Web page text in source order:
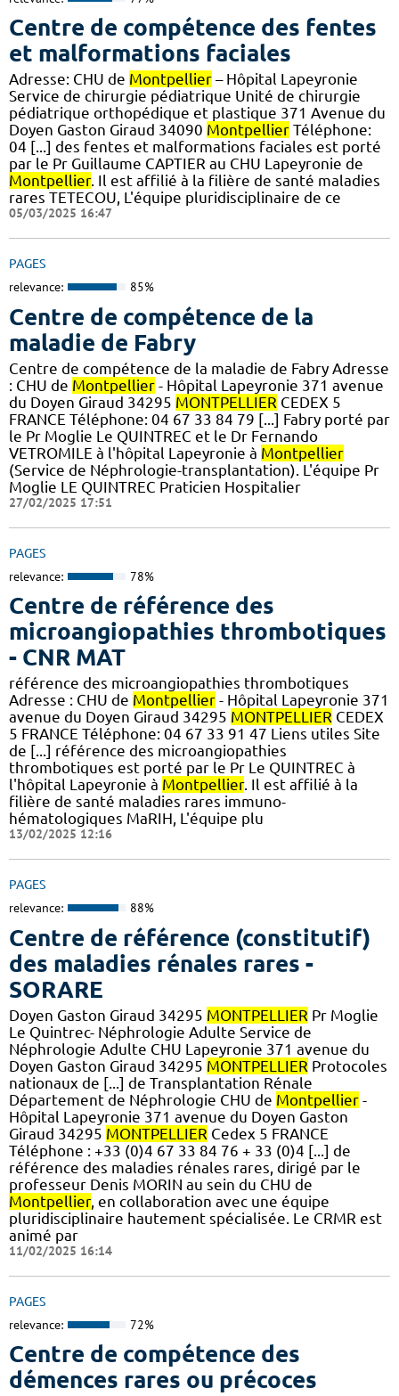
Centre de compétence des fentes
et malformations faciales
Adresse: CHU de Montpellier – Hôpital Lapeyronie
Service de chirurgie pédiatrique Unité de chirurgie
pédiatrique orthopédique et plastique 371 Avenue du
Doyen Gaston Giraud 34090 Montpellier Téléphone:
04 [...] des fentes et malformations faciales est porté
par le Pr Guillaume CAPTIER au CHU Lapeyronie de
Montpellier. Il est affilié à la filière de santé maladies
rares TETECOU, L'équipe pluridisciplinaire de ce
05/03/2025 16:47
PAGES
relevance: 85%
Centre de compétence de la
maladie de Fabry
Centre de compétence de la maladie de Fabry Adresse
: CHU de Montpellier - Hôpital Lapeyronie 371 avenue
du Doyen Giraud 34295 MONTPELLIER CEDEX 5
FRANCE Téléphone: 04 67 33 84 79 [...] Fabry porté par
le Pr Moglie Le QUINTREC et le Dr Fernando
VETROMILE à l'hôpital Lapeyronie à Montpellier
(Service de Néphrologie-transplantation). L'équipe Pr
Moglie LE QUINTREC Praticien Hospitalier
27/02/2025 17:51
PAGES
relevance: 78%
Centre de référence des
microangiopathies thrombotiques
- CNR MAT
référence des microangiopathies thrombotiques
Adresse : CHU de Montpellier - Hôpital Lapeyronie 371
avenue du Doyen Giraud 34295 MONTPELLIER CEDEX
5 FRANCE Téléphone: 04 67 33 91 47 Liens utiles Site
de [...] référence des microangiopathies
thrombotiques est porté par le Pr Le QUINTREC à
l'hôpital Lapeyronie à Montpellier. Il est affilié à la
filière de santé maladies rares immuno-
hématologiques MaRIH, L'équipe plu
13/02/2025 12:16
PAGES
relevance: 88%
Centre de référence (constitutif)
des maladies rénales rares -
SORARE
Doyen Gaston Giraud 34295 MONTPELLIER Pr Moglie
Le Quintrec- Néphrologie Adulte Service de
Néphrologie Adulte CHU Lapeyronie 371 avenue du
Doyen Gaston Giraud 34295 MONTPELLIER Protocoles
nationaux de [...] de Transplantation Rénale
Département de Néphrologie CHU de Montpellier -
Hôpital Lapeyronie 371 avenue du Doyen Gaston
Giraud 34295 MONTPELLIER Cedex 5 FRANCE
Téléphone : +33 (0)4 67 33 84 76 + 33 (0)4 [...] de
référence des maladies rénales rares, dirigé par le
professeur Denis MORIN au sein du CHU de
Montpellier, en collaboration avec une équipe
pluridisciplinaire hautement spécialisée. Le CRMR est
animé par
11/02/2025 16:14
PAGES
relevance: 72%
Centre de compétence des
démences rares ou précoces